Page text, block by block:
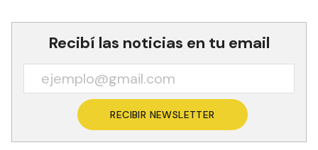
Recibí las noticias en tu email
RECIBIR NEWSLETTER